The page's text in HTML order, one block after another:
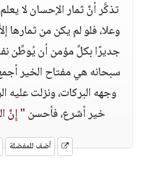
تذكَّر أنَّ ثمار الإحسان لا
وعلا، فلو لم يكن من ثمارها
جديرًا بكلِّ مؤمن أن يُوطِّن
سبحانه هي مفتاح الخير
وجهه البركات، ونزلت عليه
خير أشرع، فأحسن" إِنَّ
أضف للمفضلة